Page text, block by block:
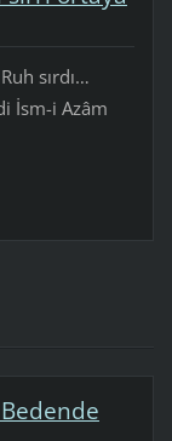
sırdı…
İsm-i Azâm